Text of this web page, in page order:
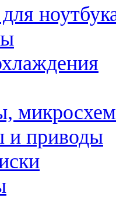
и приводы